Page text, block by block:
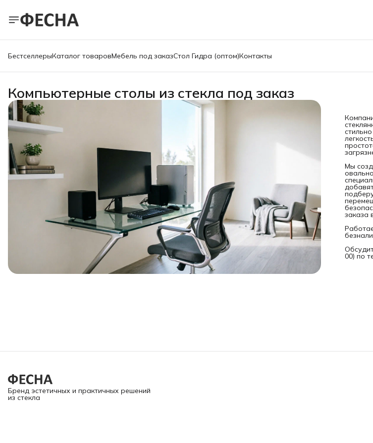
БестселлерыКаталог товаровМебель под заказСтол Гидра (оптом)Контакты
Компьютерные столы из стекла под заказ
Мы
заказа
00) по
Бренд эстетичных и практичных решений
из стекла